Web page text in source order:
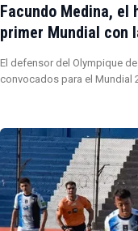
Facundo Medina, el
primer Mundial con
El defensor del Olympique
convocados para el Mundial